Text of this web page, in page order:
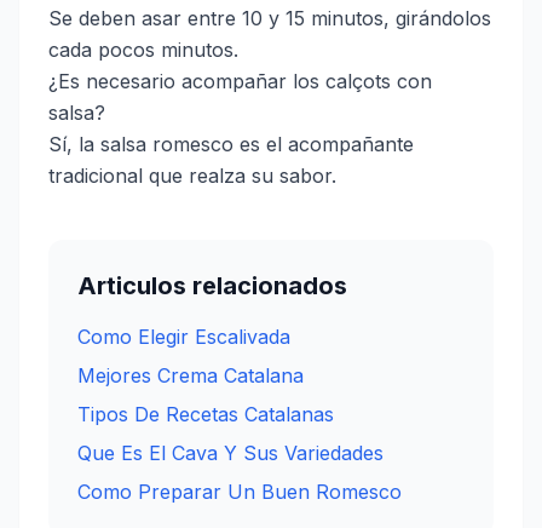
Se deben asar entre 10 y 15 minutos, girándolos
cada pocos minutos.
¿Es necesario acompañar los calçots con
salsa?
Sí, la salsa romesco es el acompañante
tradicional que realza su sabor.
Articulos relacionados
Como Elegir Escalivada
Mejores Crema Catalana
Tipos De Recetas Catalanas
Que Es El Cava Y Sus Variedades
Como Preparar Un Buen Romesco